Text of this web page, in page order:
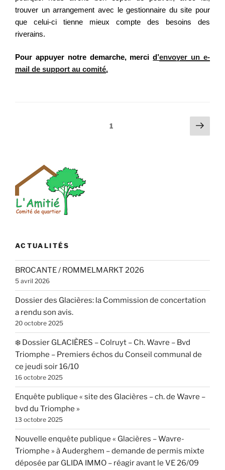
trouver un arrangement avec le gestionnaire du site pour
que celui-ci tienne mieux compte des besoins des
riverains.
Pour appuyer notre demarche, mercid’envoyer un e-
mail de support au comité.
Page1
Page
ACTUALITÉS
BROCANTE / ROMMELMARKT 2026
5 avril 2026
Dossier des Glacières: la Commission de concertation
a rendu son avis.
20 octobre 2025
❄️ Dossier GLACIÈRES – Colruyt – Ch. Wavre – Bvd
Triomphe – Premiers échos du Conseil communal de
ce jeudi soir 16/10
16 octobre 2025
Enquête publique « site des Glacières – ch. de Wavre –
bvd du Triomphe »
13 octobre 2025
Nouvelle enquête publique « Glacières – Wavre-
Triomphe » à Auderghem – demande de permis mixte
déposée par GLIDA IMMO – réagir avant le VE 26/09